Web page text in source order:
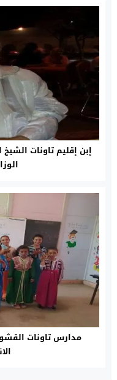
إبن إقليم تاونات
مدارس تاونات